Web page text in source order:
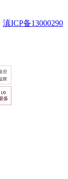
滇ICP备13000290